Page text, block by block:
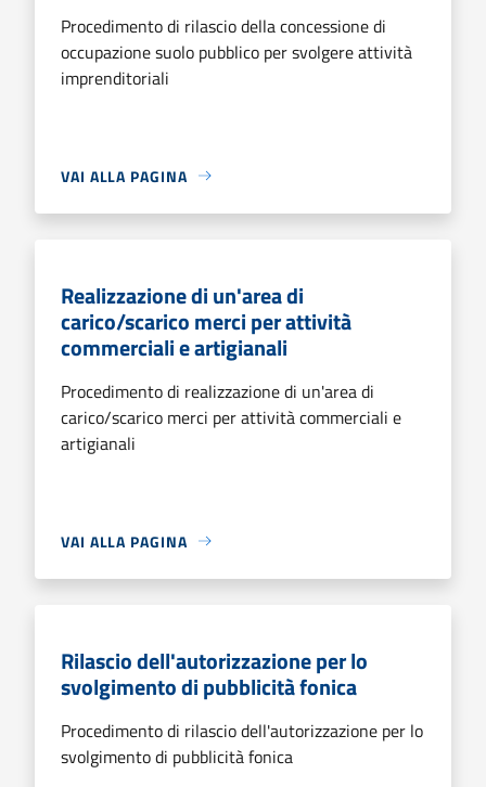
Procedimento di rilascio della concessione di
occupazione suolo pubblico per svolgere attività
imprenditoriali
VAI ALLA PAGINA
Realizzazione di un'area di
carico/scarico merci per attività
commerciali e artigianali
Procedimento di realizzazione di un'area di
carico/scarico merci per attività commerciali e
artigianali
VAI ALLA PAGINA
Rilascio dell'autorizzazione per lo
svolgimento di pubblicità fonica
Procedimento di rilascio dell'autorizzazione per lo
svolgimento di pubblicità fonica